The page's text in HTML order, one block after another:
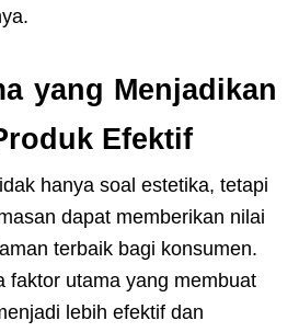
yang Menjadikan
Efektif
hanya soal estetika, tetapi
dapat memberikan nilai
terbaik bagi konsumen.
faktor utama yang membuat
lebih efektif dan